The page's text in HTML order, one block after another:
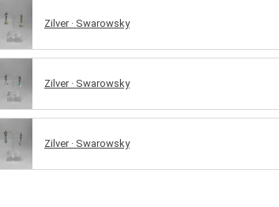
Zilver · Swarowsky
Zilver · Swarowsky
Zilver · Swarowsky